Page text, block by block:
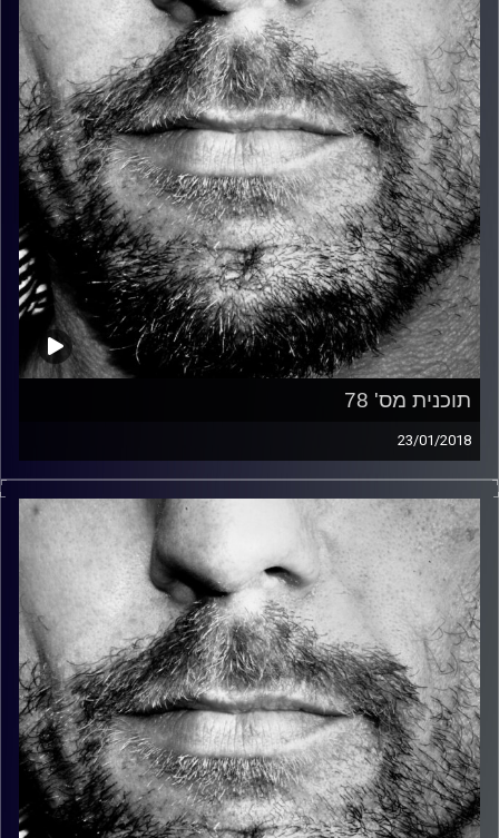
קרדיט תמונות: David Goehring
תוכנית מס' 78
23/01/2018
זיפים, מוזיקה מחוספסת של הופעות חיות. הרבה ג'אם, רוק,
בלוז, bluegrass, ג'אז, Fאנק, פרוגרסיב ואפילו אלקטרוניקה.
כל מה שחי, אמיתי ונושם.
עם שמוליק רגב.
קרדיט תמונות: David Goehring